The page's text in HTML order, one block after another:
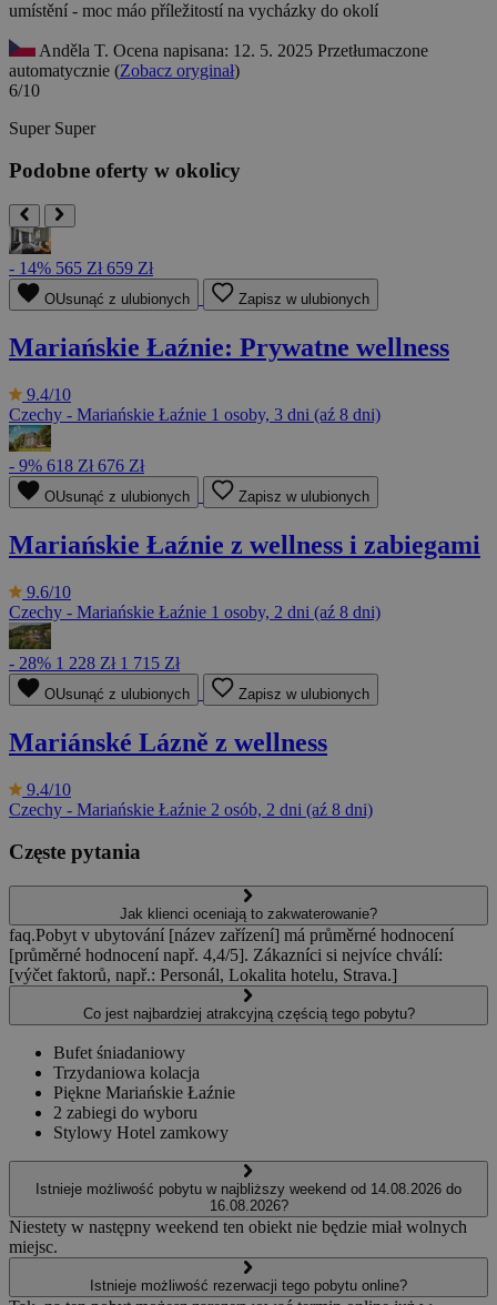
umístění - moc máo příležitostí na vycházky do okolí
Anděla T. Ocena napisana: 12. 5. 2025 Przetłumaczone
automatycznie (Zobacz oryginał)
6/10
Super Super
Podobne oferty w okolicy
- 14% 565 Zł659 Zł
OUsunąć z ulubionych Zapisz w ulubionych
Mariańskie Łaźnie: Prywatne wellness
9.4/10
Czechy - Mariańskie Łaźnie 1 osoby, 3 dni (aź 8 dni)
- 9% 618 Zł676 Zł
OUsunąć z ulubionych Zapisz w ulubionych
Mariańskie Łaźnie z wellness i zabiegami
9.6/10
Czechy - Mariańskie Łaźnie 1 osoby, 2 dni (aź 8 dni)
- 28% 1 228 Zł 1 715 Zł
OUsunąć z ulubionych Zapisz w ulubionych
Mariánské Lázně z wellness
9.4/10
Czechy - Mariańskie Łaźnie 2 osób, 2 dni (aź 8 dni)
Częste pytania
Jak klienci oceniają to zakwaterowanie?
faq.Pobyt v ubytování [název zařízení] má průměrné hodnocení
[průměrné hodnocení např. 4,4/5]. Zákazníci si nejvíce chválí:
[výčet faktorů, např.: Personál, Lokalita hotelu, Strava.]
Co jest najbardziej atrakcyjną częścią tego pobytu?
Bufet śniadaniowy
Trzydaniowa kolacja
Piękne Mariańskie Łaźnie
2 zabiegi do wyboru
Stylowy Hotel zamkowy
Istnieje możliwość pobytu w najbliższy weekend od 14.08.2026 do
16.08.2026?
Niestety w następny weekend ten obiekt nie będzie miał wolnych
miejsc.
Istnieje możliwość rezerwacji tego pobytu online?